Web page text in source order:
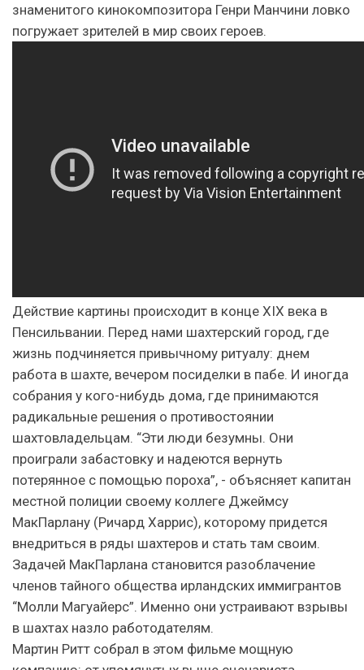
знаменитого кинокомпозитора Генри Манчини ловко
погружает зрителей в мир своих героев.
Действие картины происходит в конце XIX века в
Пенсильвании. Перед нами шахтерский город, где
жизнь подчиняется привычному ритуалу: днем
работа в шахте, вечером посиделки в пабе. И иногда
собрания у кого-нибудь дома, где принимаются
радикальные решения о противостоянии
шахтовладельцам. “Эти люди безумны. Они
проиграли забастовку и надеются вернуть
потерянное с помощью пороха”, - объясняет капитан
местной полиции своему коллеге Джеймсу
МакПарлану (Ричард Харрис), которому придется
внедриться в ряды шахтеров и стать там своим.
Задачей МакПарлана становится разоблачение
членов тайного общества ирландских иммигрантов
“Молли Магуайерс”. Именно они устраивают взрывы
в шахтах назло работодателям.
Мартин Ритт собрал в этом фильме мощную